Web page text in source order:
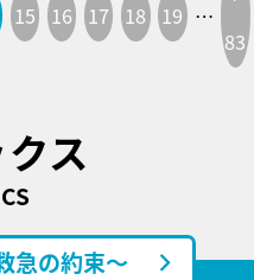
15 16 17 18 19 …
83
ス
急の約束～